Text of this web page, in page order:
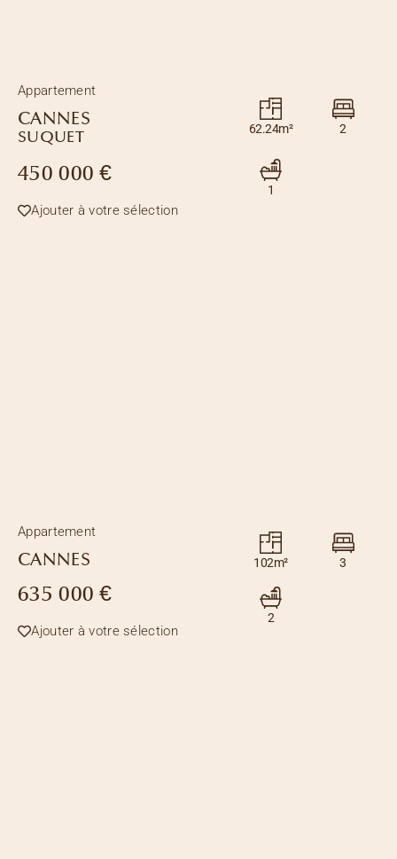
Appartement
CANNES
SUQUET
450 000 €
Ajouter à votre sélection
62.24m² 2
1
Appartement
CANNES
635 000 €
Ajouter à votre sélection
102m² 3
2